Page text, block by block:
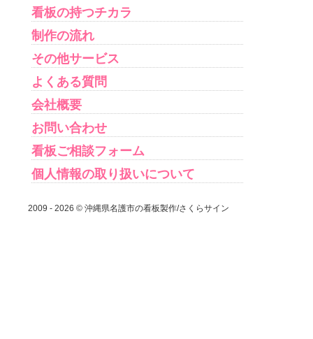
看板の持つチカラ
制作の流れ
その他サービス
よくある質問
会社概要
お問い合わせ
看板ご相談フォーム
個人情報の取り扱いについて
2009 - 2026 © 沖縄県名護市の看板製作/さくらサイン